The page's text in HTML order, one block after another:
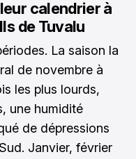
calendrier à
de Tuvalu
La saison la
de novembre à
les plus lourds,
une humidité
de dépressions
Janvier, février